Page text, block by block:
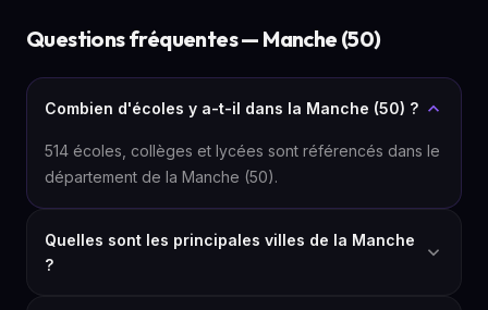
Questions fréquentes — Manche (50)
Combien d'écoles y a-t-il dans la Manche (50) ?
514 écoles, collèges et lycées sont référencés dans le
département de la Manche (50).
Quelles sont les principales villes de la Manche
?